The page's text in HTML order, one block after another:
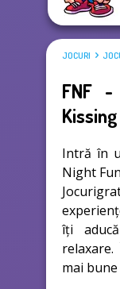
JOCURI
FNF -
Kissing
Intră în
Night
îți
mai